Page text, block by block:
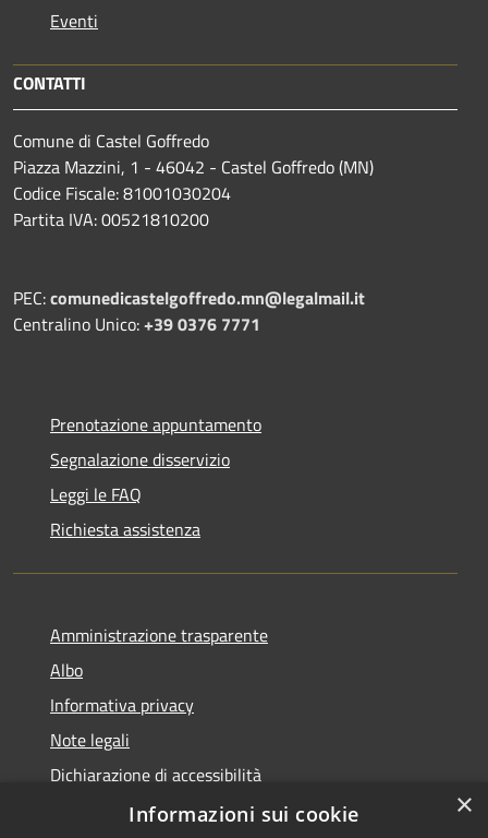
Eventi
CONTATTI
Comune di Castel Goffredo
Piazza Mazzini, 1 - 46042 - Castel Goffredo (MN)
Codice Fiscale: 81001030204
Partita IVA: 00521810200
PEC:comunedicastelgoffredo.mn@legalmail.it
Centralino Unico:+39 0376 7771
Prenotazione appuntamento
Segnalazione disservizio
Leggi le FAQ
Richiesta assistenza
Amministrazione trasparente
Albo
Informativa privacy
Note legali
Dichiarazione di accessibilità
Piano di miglioramento
×
Informazioni sui cookie